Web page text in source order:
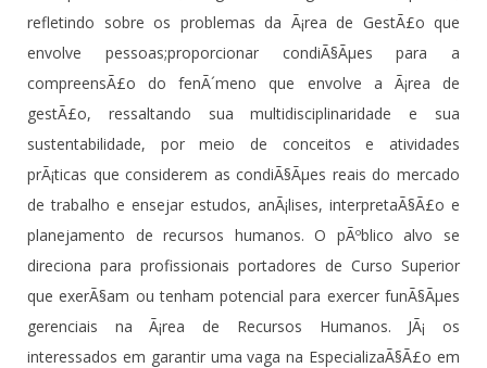
refletindo sobre os problemas da Ã¡rea de GestÃ£o que
envolve pessoas;proporcionar condiÃ§Ãµes para a
compreensÃ£o do fenÃ´meno que envolve a Ã¡rea de
gestÃ£o, ressaltando sua multidisciplinaridade e sua
sustentabilidade, por meio de conceitos e atividades
prÃ¡ticas que considerem as condiÃ§Ãµes reais do mercado
de trabalho e ensejar estudos, anÃ¡lises, interpretaÃ§Ã£o e
planejamento de recursos humanos. O pÃºblico alvo se
direciona para profissionais portadores de Curso Superior
que exerÃ§am ou tenham potencial para exercer funÃ§Ãµes
gerenciais na Ã¡rea de Recursos Humanos. JÃ¡ os
interessados em garantir uma vaga na EspecializaÃ§Ã£o em